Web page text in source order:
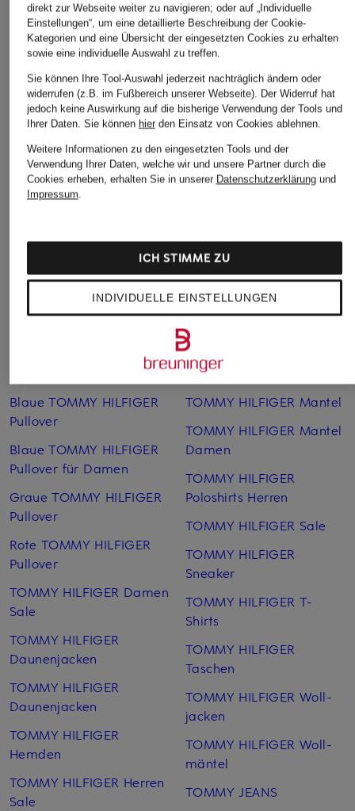
Sweatsdhirt NASH
KIDS
49,99 €
JORDAN
Sweatshirt MJ
KIDS
29,99 €
TOMMY HILFIGER
Sweatshirt
54,99 €
Bestpreis:46,74 €
Blaue TOMMY HILFIGER
Pullover
Blaue TOMMY HILFIGER
Pullover für Damen
Graue TOMMY HILFIGER
Pullover
Rote TOMMY HILFIGER
Pullover
TOMMY HILFIGER Damen
Sale
TOMMY HILFIGER
Daunenjacken
TOMMY HILFIGER
Daunenjacken
TOMMY HILFIGER
Hemden
TOMMY HILFIGER Herren
Sale
TOMMY HILFIGER Mantel
TOMMY HILFIGER Mantel
Damen
TOMMY HILFIGER
Poloshirts Herren
TOMMY HILFIGER Sale
TOMMY HILFIGER
Sneaker
TOMMY HILFIGER T-
Shirts
TOMMY HILFIGER
Taschen
TOMMY HILFIGER Woll­
jacken
TOMMY HILFIGER Woll­
mäntel
TOMMY JEANS
direkt zur Webseite weiter zu navigieren; oder auf „Individuelle
Einstellungen“, um eine detaillierte Beschreibung der Cookie-
Kategorien und eine Übersicht der eingesetzten Cookies zu erhalten
sowie eine individuelle Auswahl zu treffen.
Sie können Ihre Tool-Auswahl jederzeit nachträglich ändern oder
widerrufen (z.B. im Fußbereich unserer Webseite). Der Widerruf hat
jedoch keine Auswirkung auf die bisherige Verwendung der Tools und
Ihrer Daten. Sie können hierden Einsatz von Cookies ablehnen.
Weitere Informationen zu den eingesetzten Tools und der
Verwendung Ihrer Daten, welche wir und unsere Partner durch die
Cookies erheben, erhalten Sie in unserer Datenschutzerklärungund
Impressum.
INDIVIDUELLE EINSTELLUNGEN
ICH STIMME ZU